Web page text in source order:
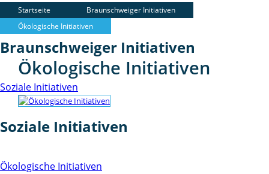
Braunschweiger Initiativen
Braunschweiger Initiativen
Soziale Initiativen
Soziale Initiativen
Ökologische Initiativen
Startseite
Braunschweiger Initiativen
Ökologische Initiativen
Ökologische Initiativen